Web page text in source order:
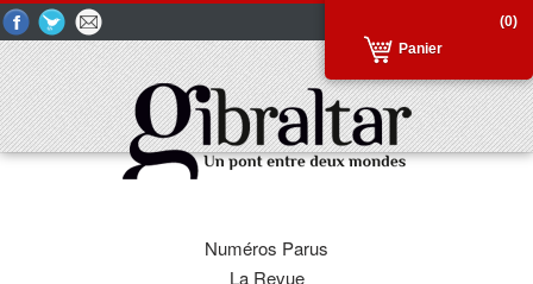
(0)
Panier
Numéros Parus
La Revue